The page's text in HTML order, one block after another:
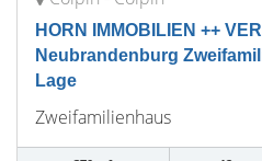
HORN IMMOBILIEN ++
Neubrandenburg
Lage
Zweifamilienhaus